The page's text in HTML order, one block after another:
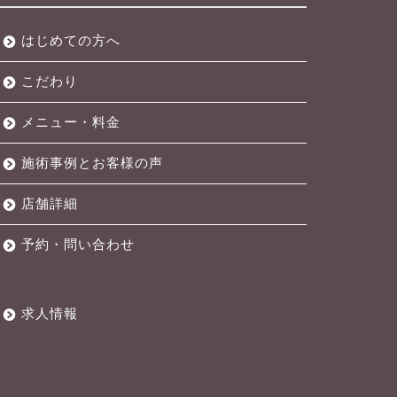
はじめての方へ
こだわり
メニュー・料金
施術事例とお客様の声
店舗詳細
予約・問い合わせ
求人情報